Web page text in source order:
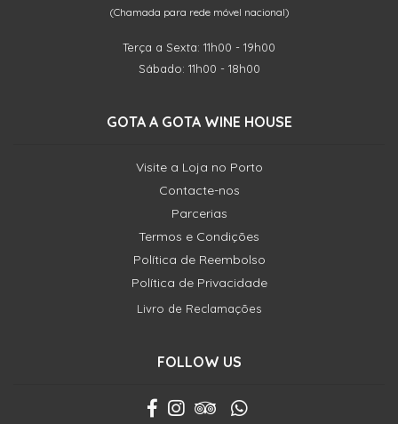
(Chamada para rede móvel nacional)
Terça a Sexta: 11h00 - 19h00
Sábado: 11h00 - 18h00
GOTA A GOTA WINE HOUSE
Visite a Loja no Porto
Contacte-nos
Parcerias
Termos e Condições
Política de Reembolso
Política de Privacidade
Livro de Reclamações
FOLLOW US